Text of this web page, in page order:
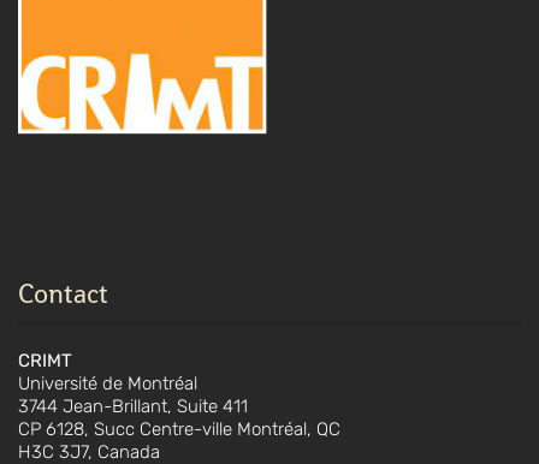
Contact
CRIMT
Université de Montréal
3744 Jean-Brillant, Suite 411
CP 6128, Succ Centre-ville Montréal, QC
H3C 3J7, Canada